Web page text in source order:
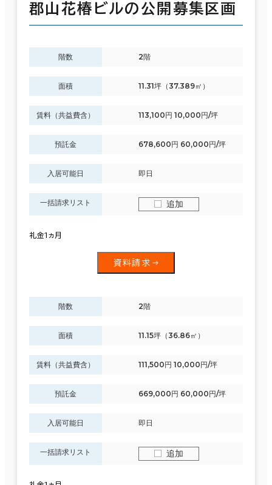
郡山花椿ビルの公開募集区画
階数 2階
面積 11.31坪（37.389㎡）
賃料（共益費含） 113,100円 10,000円/坪
預託金 678,600円 60,000円/坪
入居可能日 即日
一括請求リスト 追加
礼金1ヵ月
資料請求
階数 2階
面積 11.15坪（36.86㎡）
賃料（共益費含） 111,500円 10,000円/坪
預託金 669,000円 60,000円/坪
入居可能日 即日
一括請求リスト 追加